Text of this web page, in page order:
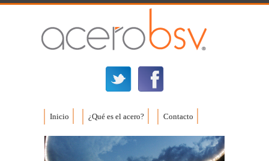
Inicio ¿Qué es el acero? Contacto